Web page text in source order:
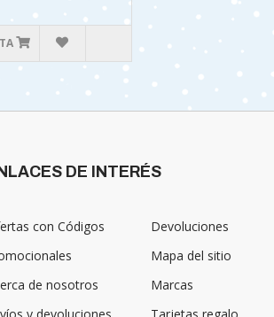
DE INTERÉS
con Códigos
de nosotros
Devoluciones
Mapa del sitio
Marcas